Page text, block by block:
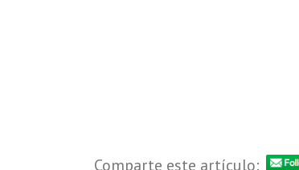
Comparte este artículo: